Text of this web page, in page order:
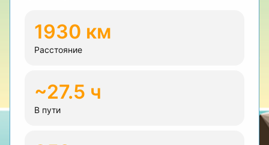
1930 км
Расстояние
~27.5 ч
В пути